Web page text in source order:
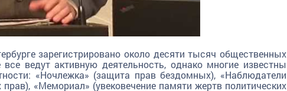
зарегистрировано около десяти тысяч общественных
ведут активную деятельность, однако многие известны
«Ночлежка» (защита прав бездомных), «Наблюдатели
«Мемориал» (увековечение памяти жертв политических